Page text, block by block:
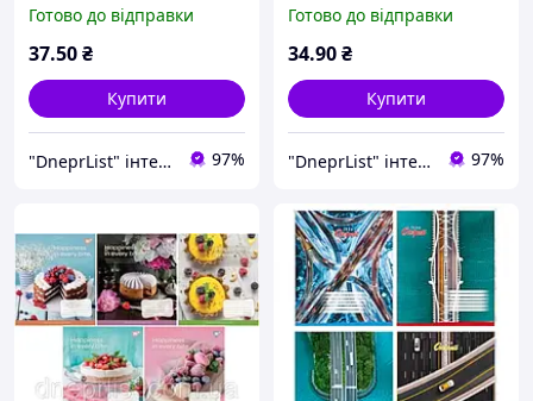
Готово до відправки
37.50₴
Купити
"DneprList" інтернет магазин 97%
Готово до відправки
34.90₴
Купити
"DneprList" інтернет магазин 97%